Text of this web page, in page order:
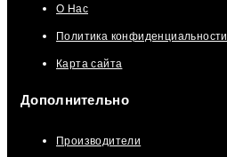
О Нас
Политика конфиденциальности
Карта сайта
Дополнительно
Производители